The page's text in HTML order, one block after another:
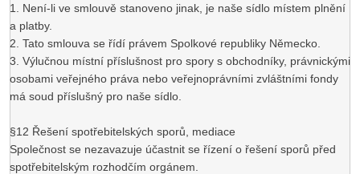
1. Není-li ve smlouvě stanoveno jinak, je naše sídlo místem plnění
a platby.
2. Tato smlouva se řídí právem Spolkové republiky Německo.
3. Výlučnou místní příslušnost pro spory s obchodníky, právnickými
osobami veřejného práva nebo veřejnoprávními zvláštními fondy
má soud příslušný pro naše sídlo.
§12 Řešení spotřebitelských sporů, mediace
Společnost se nezavazuje účastnit se řízení o řešení sporů před
spotřebitelským rozhodčím orgánem.